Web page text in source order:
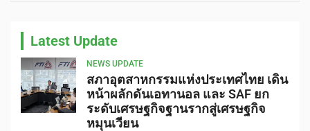
Latest Update
NEWS UPDATE
สภาอุตสาหกรรมแห่งประเทศไทย เดิน
หน้าผลักดันเอทานอล และ SAF ยก
ระดับเศรษฐกิจฐานรากสู่เศรษฐกิจ
หมุนเวียน